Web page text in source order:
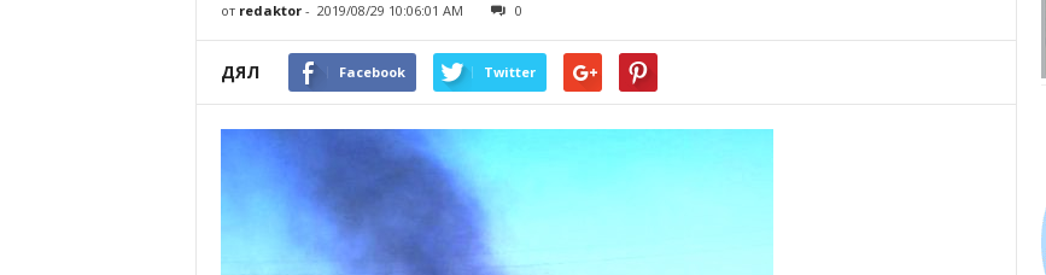
от redaktor- 2019/08/29 10:06:01 AM 0
ДЯЛ Facebook Twitter